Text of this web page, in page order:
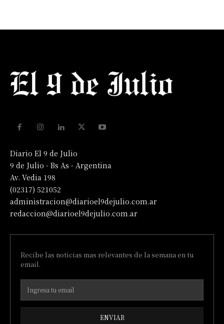
Diario El 9 de Julio
9 de Julio - Bs As - Argentina
Av. Vedia 198
(02317) 521052
administracion@diarioel9dejulio.com.ar
redaccion@diarioel9dejulio.com.ar
Recibe las noticias mas relevantes de la semana en tu
email.
ENVIAR